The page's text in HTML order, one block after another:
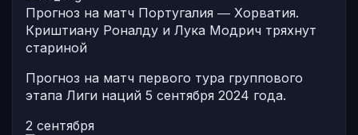
Прогноз на матч Португалия ― Хорватия.
Криштиану Роналду и Лука Модрич тряхнут
стариной
Прогноз на матч первого тура группового
этапа Лиги наций 5 сентября 2024 года.
2 сентября